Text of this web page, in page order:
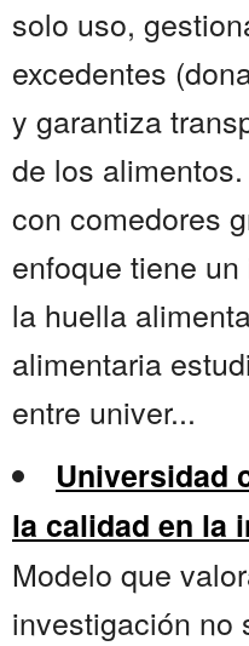
solo uso,
excedentes
y garantiza
de los
con comedores
enfoque tiene
la huella
alimentaria
entre univer...
Universidad
la calidad en la
Modelo que
investigación no